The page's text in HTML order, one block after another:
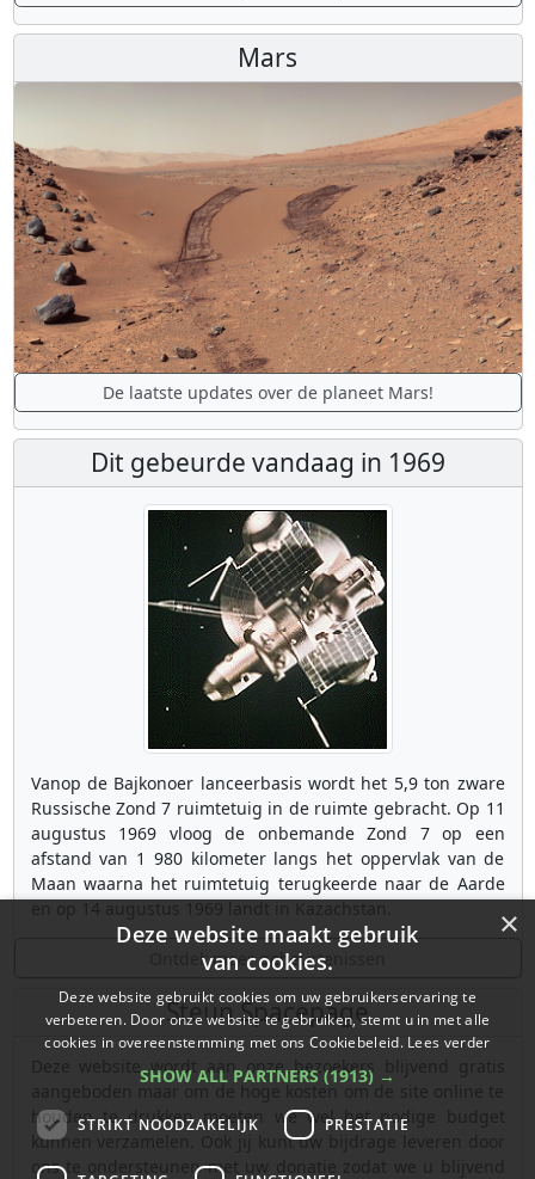
Mars
De laatste updates over de planeet Mars!
Dit gebeurde vandaag in 1969
Vanop de Bajkonoer lanceerbasis wordt het 5,9 ton zware
Russische Zond 7 ruimtetuig in de ruimte gebracht. Op 11
augustus 1969 vloog de onbemande Zond 7 op een
afstand van 1 980 kilometer langs het oppervlak van de
Maan waarna het ruimtetuig terugkeerde naar de Aarde
Ontdek meer gebeurtenissen
Steun Spacepage
Deze website wordt aan onze bezoekers blijvend gratis
aangeboden maar om de hoge kosten om de site online te
houden te drukken moeten we wel het nodige budget
kunnen verzamelen. Ook jij kunt uw bijdrage leveren door
ons te ondersteunen met uw donatie zodat we u blijvend
×
Deze website maakt gebruik
van cookies.
Deze website gebruikt cookies om uw gebruikerservaring te
verbeteren. Door onze website te gebruiken, stemt u in met alle
cookies in overeenstemming met ons Cookiebeleid. Lees verder
SHOW ALL PARTNERS (1913) →
STRIKT NOODZAKELIJK PRESTATIE